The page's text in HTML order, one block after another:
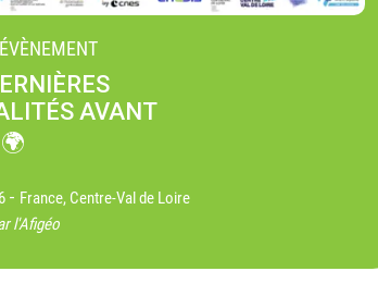
AVANT
- France, Centre-Val de Loire
l'Afigéo